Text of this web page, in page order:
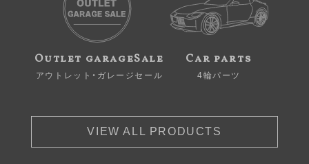
Outlet garageSale
アウトレット・ガレージセール
Car parts
4輪パーツ
VIEW ALL PRODUCTS